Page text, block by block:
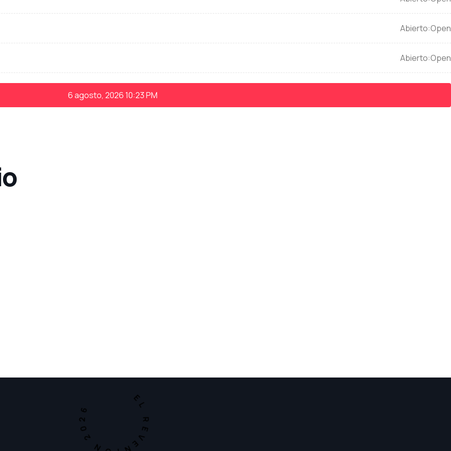
Open
Open
6 agosto, 202610:23 PM
EL REVENTON 2026